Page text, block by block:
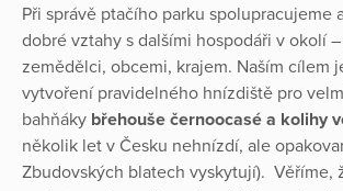
Při správě ptačího parku spolupracujeme
dobré vztahy s dalšími hospodáři v okolí
zemědělci, obcemi, krajem. Naším cílem
vytvoření pravidelného hnízdiště pro
bahňáky břehouše černoocasé a kolihy
několik let v Česku nehnízdí, ale
Zbudovských blatech vyskytují). Věříme,